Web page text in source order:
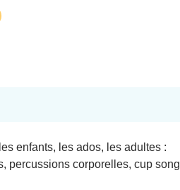
enfants, les ados, les adultes :
percussions corporelles, cup song